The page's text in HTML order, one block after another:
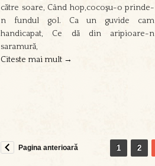
către soare, Când hop,cocoşu-o prinde-
n fundul gol. Ca un guvide cam
handicapat, Ce dă din aripioare-n
saramură,
Citeste mai mult →
Pagina anterioară 1 2